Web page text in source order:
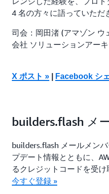
4 名の方々に語っていただ
司会：岡田渚 (アマゾン ウ
会社 ソリューションアー
X ポスト » Facebook シ
builders.flash メ
builders.flash メールメン
プデート情報とともに、
るクレジットコードを受け
今すぐ登録 »